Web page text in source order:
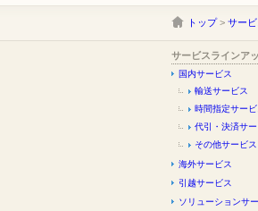
トップ> サー
サービスラインア
国内サービス
輸送サービス
時間指定サービ
代引・決済サー
その他サービス
海外サービス
引越サービス
ソリューションサ